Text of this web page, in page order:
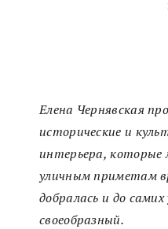
Елена Чернявская
исторические и
интерьера, которые
уличным приметам
добралась и до
своеобразный.